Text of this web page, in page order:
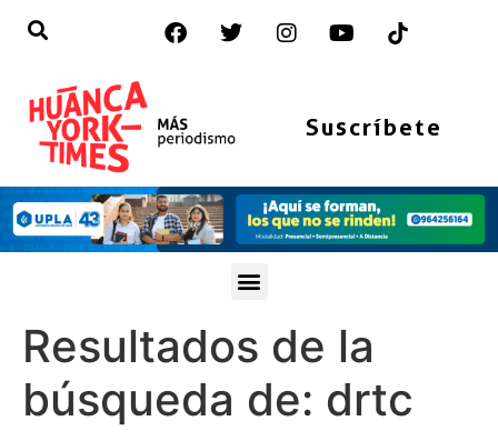
Suscríbete
Resultados de la
búsqueda de: drtc